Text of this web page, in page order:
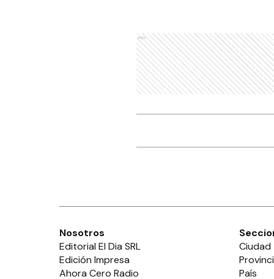
Ads
Nosotros
Editorial El Dia SRL
Edición Impresa
Ahora Cero Radio
Ciudad
País